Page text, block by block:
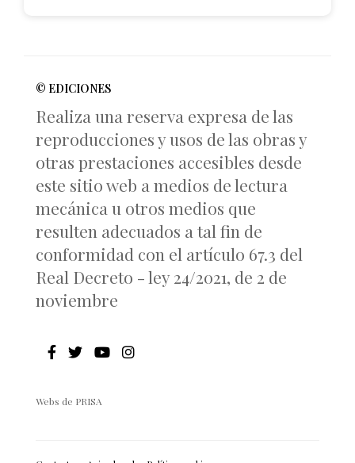
© EDICIONES
Realiza una reserva expresa de las
reproducciones y usos de las obras y
otras prestaciones accesibles desde
este sitio web a medios de lectura
mecánica u otros medios que
resulten adecuados a tal fin de
conformidad con el artículo 67.3 del
Real Decreto - ley 24/2021, de 2 de
noviembre
Webs de PRISA